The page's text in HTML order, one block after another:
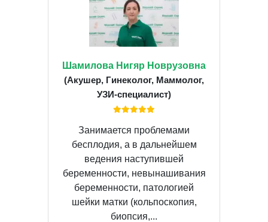
Шамилова Нигяр Новрузовна
(Акушер, Гинеколог, Маммолог,
УЗИ-специалист)
Занимается проблемами
бесплодия, а в дальнейшем
ведения наступившей
беременности, невынашивания
беременности, патологией
шейки матки (кольпоскопия,
биопсия,...